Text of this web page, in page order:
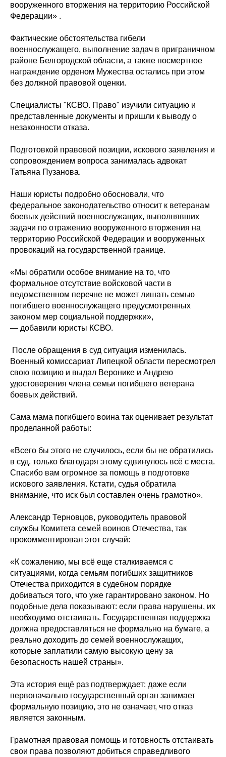
вооруженного вторжения на территорию Российской
Федерации» .
Фактические обстоятельства гибели
военнослужащего, выполнение задач в приграничном
районе Белгородской области, а также посмертное
награждение орденом Мужества остались при этом
без должной правовой оценки.
Специалисты "КСВО. Право" изучили ситуацию и
представленные документы и пришли к выводу о
незаконности отказа.
Подготовкой правовой позиции, искового заявления и
сопровождением вопроса занималась адвокат
Татьяна Пузанова.
Наши юристы подробно обосновали, что
федеральное законодательство относит к ветеранам
боевых действий военнослужащих, выполнявших
задачи по отражению вооруженного вторжения на
территорию Российской Федерации и вооруженных
провокаций на государственной границе.
«Мы обратили особое внимание на то, что
формальное отсутствие войсковой части в
ведомственном перечне не может лишать семью
погибшего военнослужащего предусмотренных
законом мер социальной поддержки»,
— добавили юристы КСВО.
️ После обращения в суд ситуация изменилась.
Военный комиссариат Липецкой области пересмотрел
свою позицию и выдал Веронике и Андрею
удостоверения члена семьи погибшего ветерана
боевых действий.
Сама мама погибшего воина так оценивает результат
проделанной работы:
«Всего бы этого не случилось, если бы не обратились
в суд, только благодаря этому сдвинулось всё с места.
Спасибо вам огромное за помощь в подготовке
искового заявления. Кстати, судья обратила
внимание, что иск был составлен очень грамотно».
Александр Терновцов, руководитель правовой
службы Комитета семей воинов Отечества, так
прокомментировал этот случай:
«К сожалению, мы всё еще сталкиваемся с
ситуациями, когда семьям погибших защитников
Отечества приходится в судебном порядке
добиваться того, что уже гарантировано законом. Но
подобные дела показывают: если права нарушены, их
необходимо отстаивать. Государственная поддержка
должна предоставляться не формально на бумаге, а
реально доходить до семей военнослужащих,
которые заплатили самую высокую цену за
безопасность нашей страны».
Эта история ещё раз подтверждает: даже если
первоначально государственный орган занимает
формальную позицию, это не означает, что отказ
является законным.
Грамотная правовая помощь и готовность отстаивать
свои права позволяют добиться справедливого